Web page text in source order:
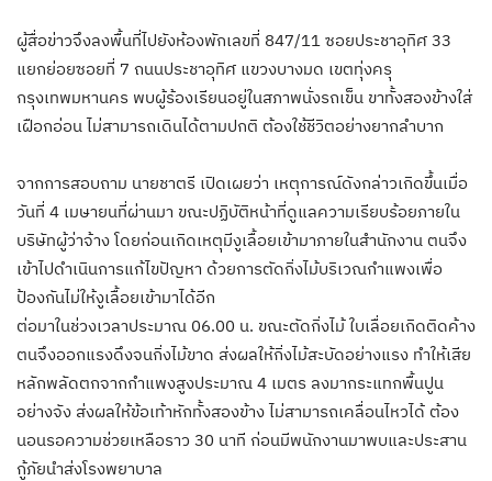
ผู้สื่อข่าวจึงลงพื้นที่ไปยังห้องพักเลขที่ 847/11 ซอยประชาอุทิศ 33
แยกย่อยซอยที่ 7 ถนนประชาอุทิศ แขวงบางมด เขตทุ่งครุ
กรุงเทพมหานคร พบผู้ร้องเรียนอยู่ในสภาพนั่งรถเข็น ขาทั้งสองข้างใส่
เฝือกอ่อน ไม่สามารถเดินได้ตามปกติ ต้องใช้ชีวิตอย่างยากลำบาก
จากการสอบถาม นายชาตรี เปิดเผยว่า เหตุการณ์ดังกล่าวเกิดขึ้นเมื่อ
วันที่ 4 เมษายนที่ผ่านมา ขณะปฏิบัติหน้าที่ดูแลความเรียบร้อยภายใน
บริษัทผู้ว่าจ้าง โดยก่อนเกิดเหตุมีงูเลื้อยเข้ามาภายในสำนักงาน ตนจึง
เข้าไปดำเนินการแก้ไขปัญหา ด้วยการตัดกิ่งไม้บริเวณกำแพงเพื่อ
ป้องกันไม่ให้งูเลื้อยเข้ามาได้อีก
ต่อมาในช่วงเวลาประมาณ 06.00 น. ขณะตัดกิ่งไม้ ใบเลื่อยเกิดติดค้าง
ตนจึงออกแรงดึงจนกิ่งไม้ขาด ส่งผลให้กิ่งไม้สะบัดอย่างแรง ทำให้เสีย
หลักพลัดตกจากกำแพงสูงประมาณ 4 เมตร ลงมากระแทกพื้นปูน
อย่างจัง ส่งผลให้ข้อเท้าหักทั้งสองข้าง ไม่สามารถเคลื่อนไหวได้ ต้อง
นอนรอความช่วยเหลือราว 30 นาที ก่อนมีพนักงานมาพบและประสาน
กู้ภัยนำส่งโรงพยาบาล